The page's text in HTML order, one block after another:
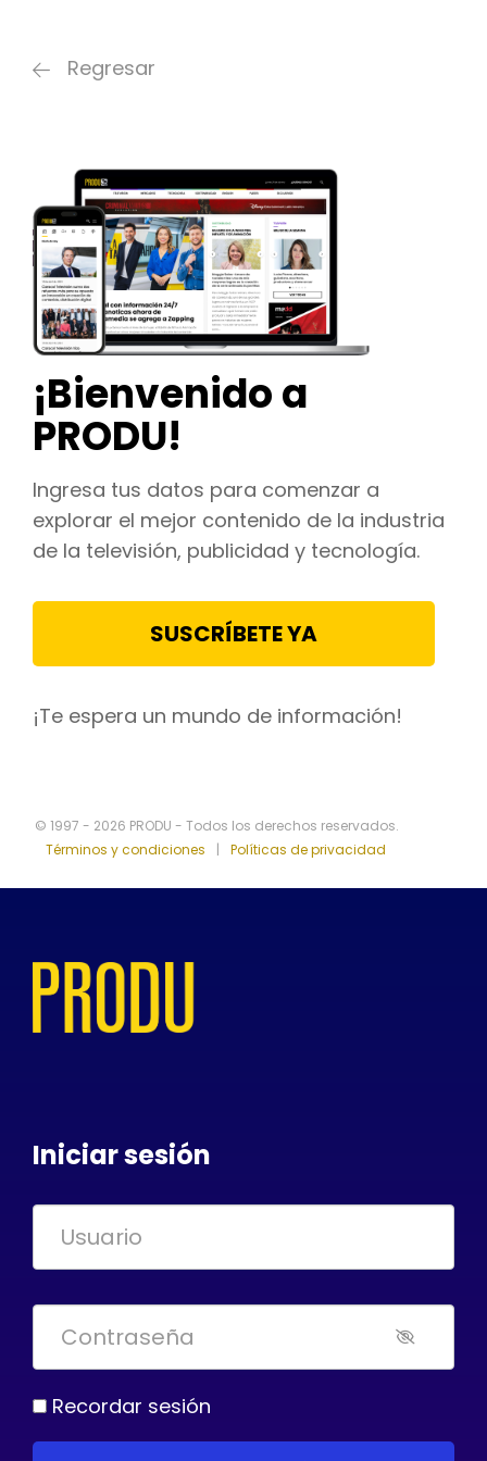
Regresar
¡Bienvenido a
PRODU!
Ingresa tus datos para comenzar a
explorar el mejor contenido de la industria
de la televisión, publicidad y tecnología.
SUSCRÍBETE YA
¡Te espera un mundo de información!
© 1997 - 2026 PRODU - Todos los derechos reservados.
Términos y condiciones
| Políticas de privacidad
Iniciar sesión
Recordar sesión